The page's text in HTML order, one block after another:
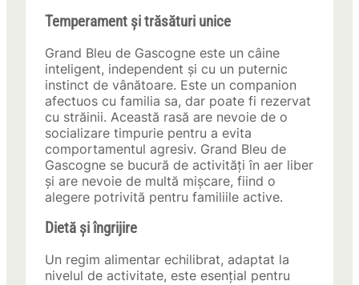
Temperament și trăsături unice
Grand Bleu de Gascogne este un câine
inteligent, independent și cu un puternic
instinct de vânătoare. Este un companion
afectuos cu familia sa, dar poate fi rezervat
cu străinii. Această rasă are nevoie de o
socializare timpurie pentru a evita
comportamentul agresiv. Grand Bleu de
Gascogne se bucură de activități în aer liber
și are nevoie de multă mișcare, fiind o
alegere potrivită pentru familiile active.
Dietă și îngrijire
Un regim alimentar echilibrat, adaptat la
nivelul de activitate, este esențial pentru